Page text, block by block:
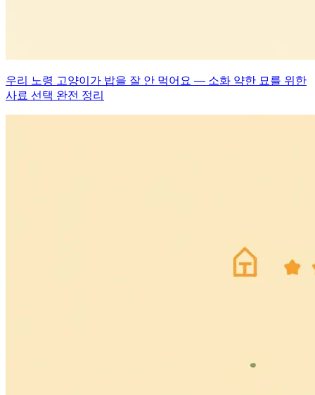
우리 노령 고양이가 밥을 잘 안 먹어요 — 소화 약한 묘를 위한
사료 선택 완전 정리